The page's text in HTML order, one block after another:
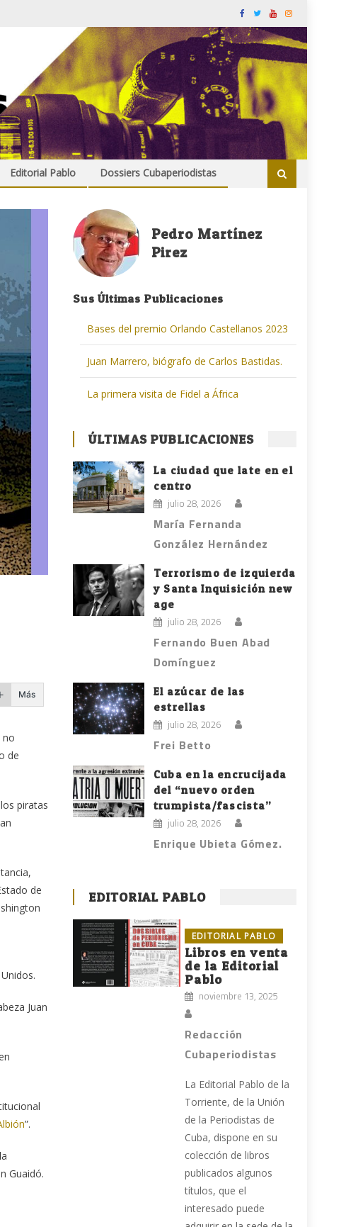
Editorial Pablo Dossiers Cubaperiodistas
Más
no
de
piratas
de
Juan
”.
Guaidó.
Pedro Martínez
Pirez
Sus Últimas Publicaciones
Bases del premio Orlando Castellanos 2023
Juan Marrero, biógrafo de Carlos Bastidas.
La primera visita de Fidel a África
ÚLTIMAS PUBLICACIONES
La ciudad que late en el
centro
julio 28, 2026
María Fernanda
González Hernández
Terrorismo de izquierda
y Santa Inquisición new
age
julio 28, 2026
Fernando Buen Abad
Domínguez
El azúcar de las
estrellas
julio 28, 2026
Frei Betto
Cuba en la encrucijada
del “nuevo orden
trumpista/fascista”
julio 28, 2026
Enrique Ubieta Gómez.
EDITORIAL PABLO
EDITORIAL PABLO
Libros en venta
de la Editorial
Pablo
noviembre 13, 2025
Redacción
Cubaperiodistas
La Editorial Pablo de la
Torriente, de la Unión
de la Periodistas de
Cuba, dispone en su
colección de libros
publicados algunos
títulos, que el
interesado puede